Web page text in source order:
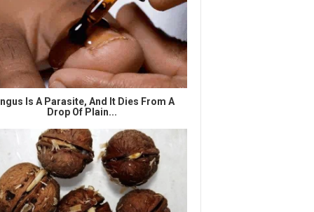
Is A Parasite, And It Dies From A
Drop Of Plain...